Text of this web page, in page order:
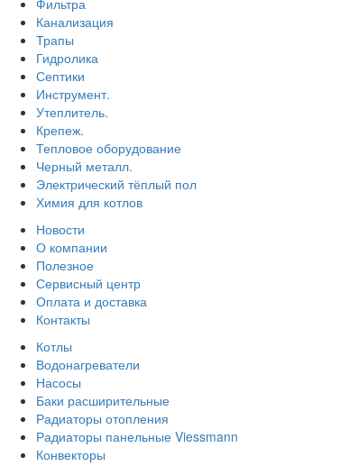
Фильтра
Канализация
Трапы
Гидролика
Септики
Инструмент.
Утеплитель.
Крепеж.
Тепловое оборудование
Черный металл.
Электрический тёплый пол
Химия для котлов
Новости
О компании
Полезное
Сервисный центр
Оплата и доставка
Контакты
Котлы
Водонагреватели
Насосы
Баки расширительные
Радиаторы отопления
Радиаторы панельные Viessmann
Конвекторы